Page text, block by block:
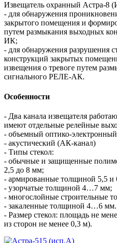
Извещатель охранный Астра-8
- для обнаружения
закрытого помещения и
путем размыкания выходных
ИК;
- для обнаружения разрушения
конструкций закрытых
извещения о тревоге путем
сигнального РЕЛЕ-АК.
Особенности
- Два канала извещателя
имеют отдельные релейные
- объемный оптико-
- акустический (АК-канал)
- Типы стекол:
- обычные и защищенные
2,5 до 8 мм;
- армированные толщиной 5,5 и
- узорчатые толщиной 4…7 мм;
- многослойные строительные
- закаленные толщиной 4…6 мм.
- Размер стекол: площадь не
из сторон не менее 0,3 м).